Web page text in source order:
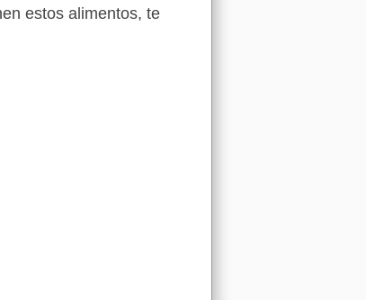
estos alimentos, te